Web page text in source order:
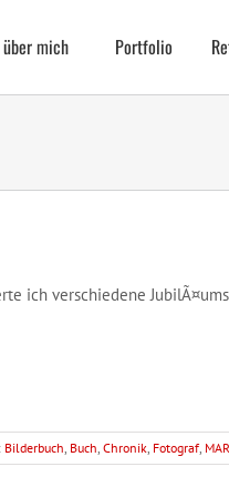
über mich Portfolio
ich verschiedene
Bilderbuch, Buch, Chronik, Fotograf,